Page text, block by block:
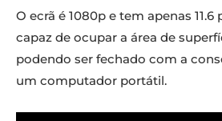
O ecrã é 1080p e tem apenas 11.6
capaz de ocupar a área de
podendo ser fechado com a
um computador portátil.